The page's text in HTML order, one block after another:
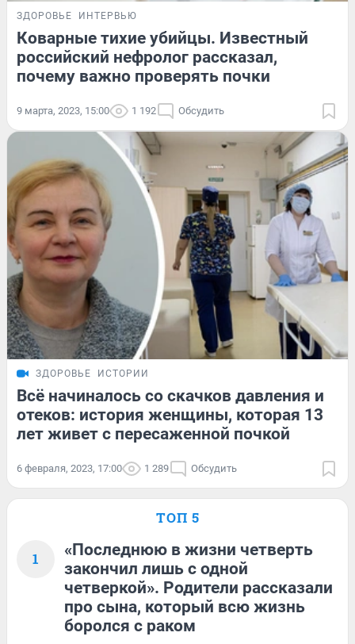
ЗДОРОВЬЕ ИНТЕРВЬЮ
Коварные тихие убийцы. Известный
российский нефролог рассказал,
почему важно проверять почки
9 марта, 2023, 15:00 1 192 Обсудить
ЗДОРОВЬЕ ИСТОРИИ
Всё начиналось со скачков давления и
отеков: история женщины, которая 13
лет живет с пересаженной почкой
6 февраля, 2023, 17:00 1 289 Обсудить
ТОП 5
1
«Последнюю в жизни четверть
закончил лишь с одной
четверкой». Родители рассказали
про сына, который всю жизнь
боролся с раком